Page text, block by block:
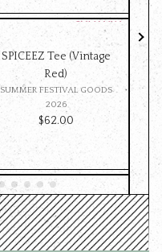
SPICEEZ Tee (Vintage
Red)
SUMMER FESTIVAL GOODS
2026
$‌62.00